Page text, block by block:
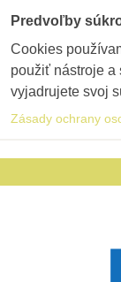
Predvoľby
Cookies
použiť nástroje a
vyjadrujete svoj
Zásady ochrany